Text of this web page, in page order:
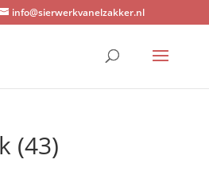
info@sierwerkvanelzakker.nl
(43)